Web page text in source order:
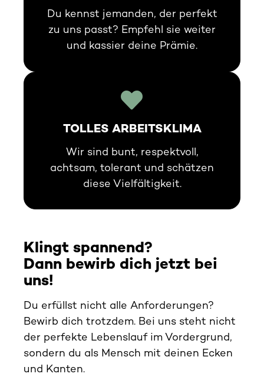
Du kennst jemanden, der perfekt
zu uns passt? Empfehl sie weiter
und kassier deine Prämie.
TOLLES ARBEITSKLIMA
Wir sind bunt, respektvoll,
achtsam, tolerant und schätzen
diese Vielfältigkeit.
Klingt spannend?
Dann bewirb dich jetzt bei
uns!
Du erfüllst nicht alle Anforderungen?
Bewirb dich trotzdem. Bei uns steht nicht
der perfekte Lebenslauf im Vordergrund,
sondern du als Mensch mit deinen Ecken
und Kanten.